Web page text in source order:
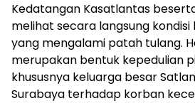
Kedatangan Kasatlantas
melihat secara langsung
yang mengalami patah tulang.
merupakan bentuk kepedulian
khususnya keluarga besar
Surabaya terhadap korban